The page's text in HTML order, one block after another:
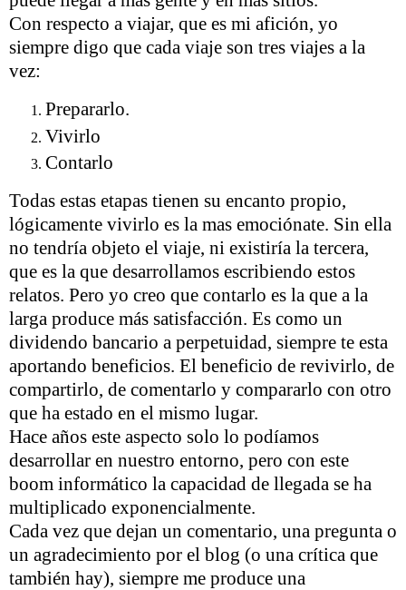
Con respecto a viajar, que es mi afición, yo
siempre digo que cada viaje son tres viajes a la
vez:
Prepararlo.
Vivirlo
Contarlo
Todas estas etapas tienen su encanto propio,
lógicamente vivirlo es la mas emociónate. Sin ella
no tendría objeto el viaje, ni existiría la tercera,
que es la que desarrollamos escribiendo estos
relatos. Pero yo creo que contarlo es la que a la
larga produce más satisfacción. Es como un
dividendo bancario a perpetuidad, siempre te esta
aportando beneficios. El beneficio de revivirlo, de
compartirlo, de comentarlo y compararlo con otro
que ha estado en el mismo lugar.
Hace años este aspecto solo lo podíamos
desarrollar en nuestro entorno, pero con este
boom informático la capacidad de llegada se ha
multiplicado exponencialmente.
Cada vez que dejan un comentario, una pregunta o
un agradecimiento por el blog (o una crítica que
también hay), siempre me produce una